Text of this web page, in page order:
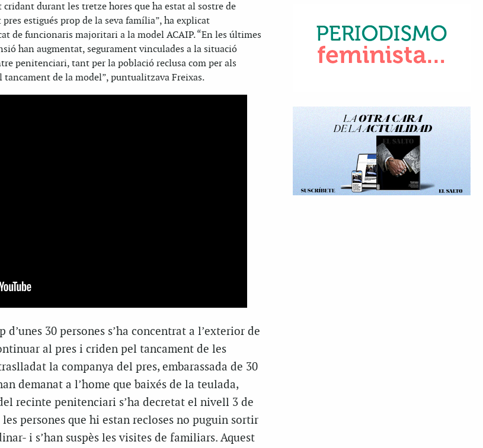
cridant durant les tretze hores que ha estat al sostre de
estigués prop de la seva família”, ha explicat
de funcionaris majoritari a la model ACAIP. “En les últimes
han augmentat, segurament vinculades a la situació
penitenciari, tant per la població reclusa com per als
de la model”, puntualitzava Freixas.
30 persones s’ha concentrat a l’exterior de
al pres i criden pel tancament de les
la companya del pres, embarassada de 30
demanat a l’home que baixés de la teulada,
recinte penitenciari s’ha decretat el nivell 3 de
persones que hi estan recloses no puguin sortir
i s’han suspès les visites de familiars. Aquest